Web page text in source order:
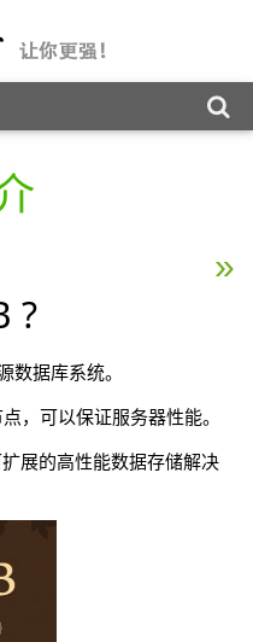
window平台安装
?
数据库系统。
，可以保证服务器性能。
展的高性能数据存储解决